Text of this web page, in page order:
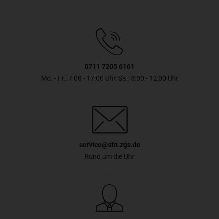
0711 7205 6161
Mo. - Fr.: 7:00 - 17:00 Uhr, Sa.: 8:00 - 12:00 Uhr
service@stn.zgs.de
Rund um die Uhr